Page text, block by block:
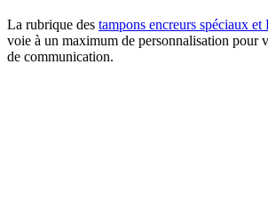
La rubrique des tampons encreurs spéciaux
voie à un maximum de personnalisation pour
de communication.